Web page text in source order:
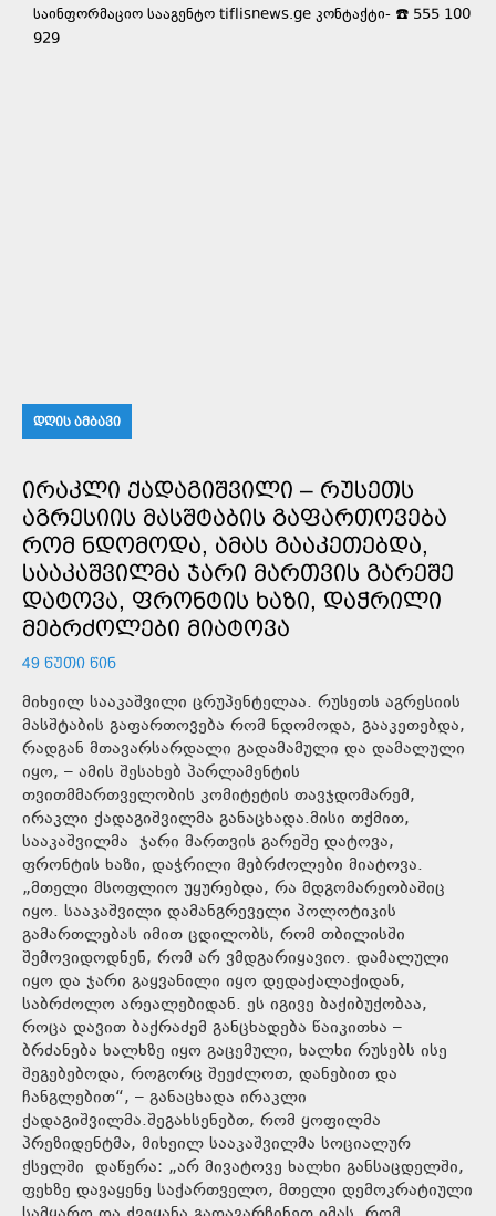
საინფორმაციო სააგენტო tiflisnews.ge კონტაქტი- ☎️ 555 100
929
ᲓᲦᲘᲡ ᲐᲛᲑᲐᲕᲘ
ᲘᲠᲐᲙᲚᲘ ᲥᲐᲓᲐᲒᲘᲨᲕᲘᲚᲘ – ᲠᲣᲡᲔᲗᲡ
ᲐᲒᲠᲔᲡᲘᲘᲡ ᲛᲐᲡᲨᲢᲐᲑᲘᲡ ᲒᲐᲤᲐᲠᲗᲝᲕᲔᲑᲐ
ᲠᲝᲛ ᲜᲓᲝᲛᲝᲓᲐ, ᲐᲛᲐᲡ ᲒᲐᲐᲙᲔᲗᲔᲑᲓᲐ,
ᲡᲐᲐᲙᲐᲨᲕᲘᲚᲛᲐ ᲯᲐᲠᲘ ᲛᲐᲠᲗᲕᲘᲡ ᲒᲐᲠᲔᲨᲔ
ᲓᲐᲢᲝᲕᲐ, ᲤᲠᲝᲜᲢᲘᲡ ᲮᲐᲖᲘ, ᲓᲐᲭᲠᲘᲚᲘ
ᲛᲔᲑᲠᲫᲝᲚᲔᲑᲘ ᲛᲘᲐᲢᲝᲕᲐ
49 ᲬᲣᲗᲘ ᲬᲘᲜ
მიხეილ სააკაშვილი ცრუპენტელაა. რუსეთს აგრესიის
მასშტაბის გაფართოვება რომ ნდომოდა, გააკეთებდა,
რადგან მთავარსარდალი გადამამული და დამალული
იყო, – ამის შესახებ პარლამენტის
თვითმმართველობის კომიტეტის თავჯდომარემ,
ირაკლი ქადაგიშვილმა განაცხადა.მისი თქმით,
სააკაშვილმა ჯარი მართვის გარეშე დატოვა,
ფრონტის ხაზი, დაჭრილი მებრძოლები მიატოვა.
„მთელი მსოფლიო უყურებდა, რა მდგომარეობაშიც
იყო. სააკაშვილი დამანგრეველი პოლოტიკის
გამართლებას იმით ცდილობს, რომ თბილისში
შემოვიდოდნენ, რომ არ ვმდგარიყავიო. დამალული
იყო და ჯარი გაყვანილი იყო დედაქალაქიდან,
საბრძოლო არეალებიდან. ეს იგივე ბაქიბუქობაა,
როცა დავით ბაქრაძემ განცხადება წაიკითხა –
ბრძანება ხალხზე იყო გაცემული, ხალხი რუსებს ისე
შეგებებოდა, როგორც შეეძლოთ, დანებით და
ჩანგლებით“, – განაცხადა ირაკლი
ქადაგიშვილმა.შეგახსენებთ, რომ ყოფილმა
პრეზიდენტმა, მიხეილ სააკაშვილმა სოციალურ
ქსელში დაწერა: „არ მივატოვე ხალხი განსაცდელში,
ფეხზე დავაყენე საქართველო, მთელი დემოკრატიული